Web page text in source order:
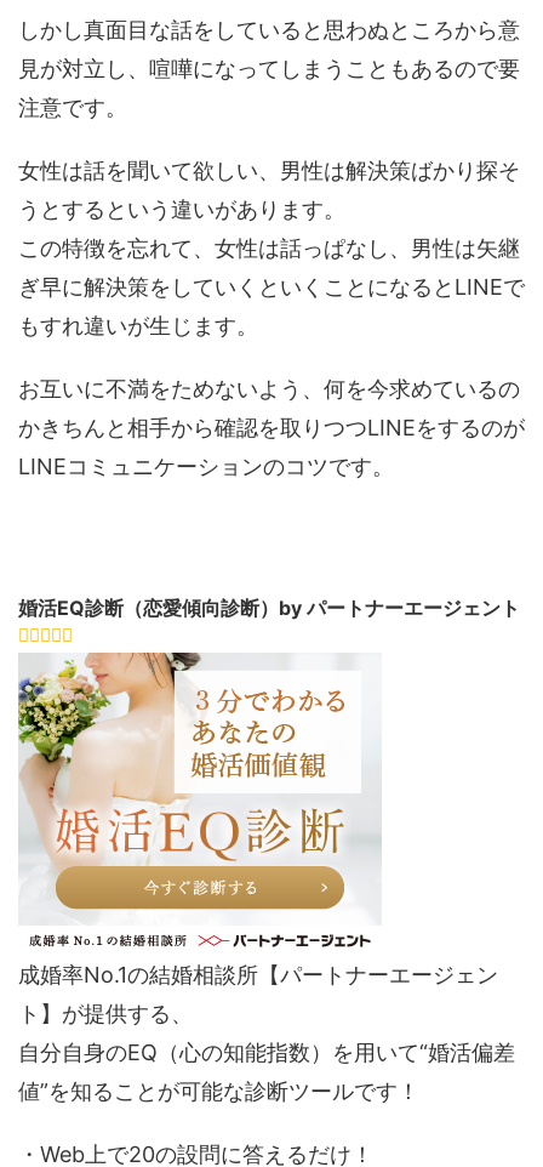
しかし真面目な話をしていると思わぬところから意
見が対立し、喧嘩になってしまうこともあるので要
注意です。
女性は話を聞いて欲しい、男性は解決策ばかり探そ
うとするという違いがあります。
この特徴を忘れて、女性は話っぱなし、男性は矢継
ぎ早に解決策をしていくといくことになるとLINEで
もすれ違いが生じます。
お互いに不満をためないよう、何を今求めているの
かきちんと相手から確認を取りつつLINEをするのが
LINEコミュニケーションのコツです。
婚活EQ診断（恋愛傾向診断）by パートナーエージェント
成婚率No.1の結婚相談所【パートナーエージェン
ト】が提供する、
自分自身のEQ（心の知能指数）を用いて“婚活偏差
値”を知ることが可能な診断ツールです！
・Web上で20の設問に答えるだけ！